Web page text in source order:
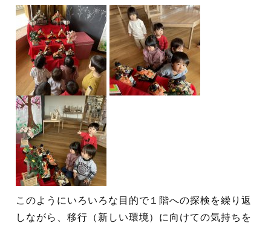
このようにいろいろな目的で１階への探検を繰り返
しながら、移行（新しい環境）に向けての気持ちを